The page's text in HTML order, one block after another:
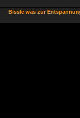
Bissle was zur